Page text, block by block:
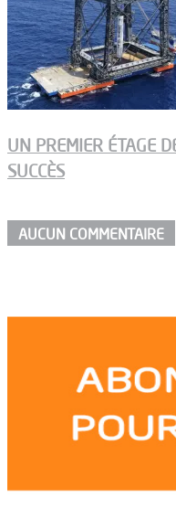
UN PREMIER ÉTAGE
SUCCÈS
AUCUN COMMENTAIRE